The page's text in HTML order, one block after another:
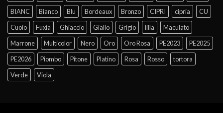
BIANC
Bianco Blu Bordeaux Bronzo CIPRI cipria
CU
Cuoio
Fuxia Ghiaccio Giallo Grigio lilla
Maculato
Marrone
Multicolor Nero Oro Oro Rosa PE2023
PE2025
PE2026
Piombo Pitone Platino Rosa Rosso
tortora
Verde
Viola